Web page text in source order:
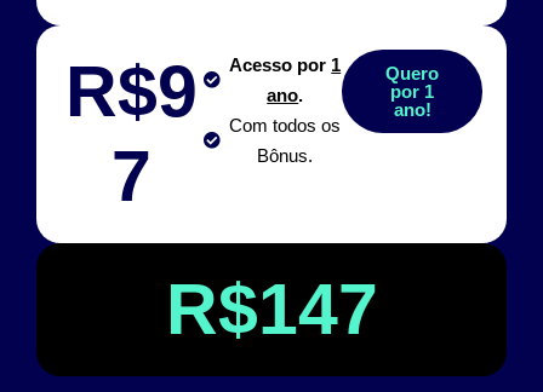
R$9
7
Acesso por 1
ano.
Com todos os
Bônus.
Quero
por 1
ano!
R$147